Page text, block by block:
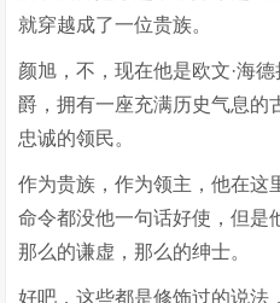
就穿越成了一位贵族。
颜旭，不，现在他是欧文·海
爵，拥有一座充满历史气息的
忠诚的领民。
作为贵族，作为领主，他在这
命令都没他一句话好使，但是
那么的谦虚，那么的绅士。
好吧，这些都是修饰过的说法